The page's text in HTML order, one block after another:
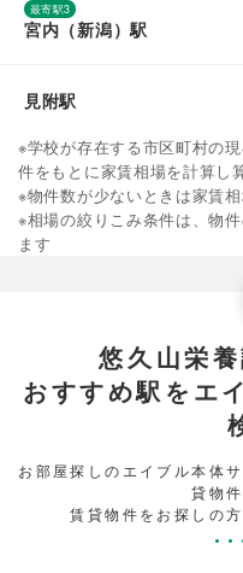
最寄駅3
宮内（新潟）駅
見附駅
※学校が存在する市区町村の
件をもとに家賃相場を計算し
※物件数が少ないときは家賃
※相場の絞りこみ条件は、物
ます
悠久山栄
おすすめ駅を
お部屋探しのエイブル本体
貸物
賃貸物件をお探しの